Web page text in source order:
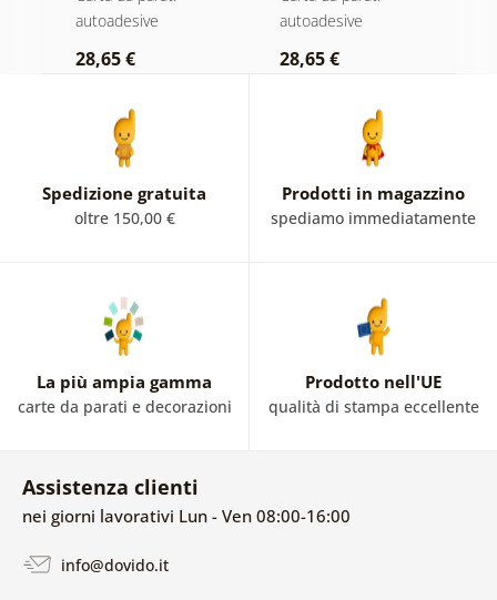
sfumatura
autoadesive
28,65 €
nebbia
autoadesive
28,65 €
Spedizione gratuita
oltre 150,00 €
Prodotti in magazzino
spediamo immediatamente
La più ampia gamma
carte da parati e decorazioni
Prodotto nell'UE
qualità di stampa eccellente
Assistenza clienti
nei giorni lavorativi Lun - Ven 08:00-16:00
info@dovido.it